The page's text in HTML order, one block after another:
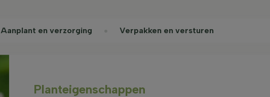
Aanplant en verzorging Verpakken en versturen
Planteigenschappen